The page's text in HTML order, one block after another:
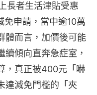
長者生活津貼受惠
免申請，當中逾10萬
體而言，加價後可能
傾向直奔急症室，
，真正被400元「嚇
達減免門檻的「夾